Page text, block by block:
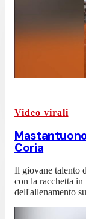
Video virali
Coria
Il giovane talento
con la racchetta
dell'allenamento